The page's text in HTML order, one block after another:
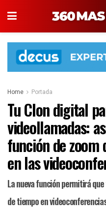
Home Portada
Tu Clon digital
videollamadas:
función de zoom
en las
La nueva función permitirá
de tiempo en